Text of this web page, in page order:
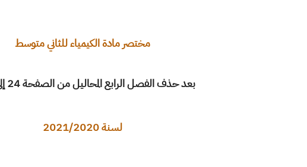
مختصر مادة الكيمياء للثاني متوسط
بعد حذف الفصل الرابع المحاليل من الصفحة 24 إلى النهاية
لسنة 2021/2020